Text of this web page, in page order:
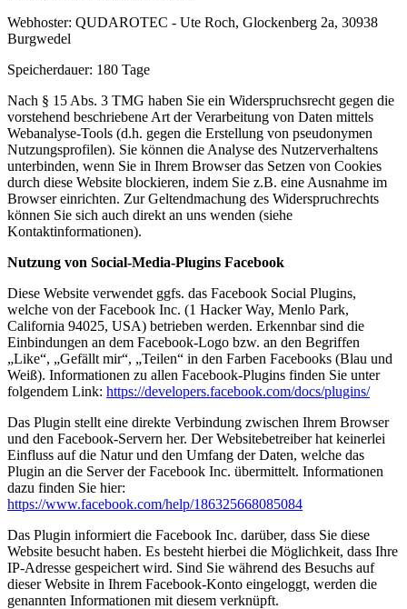
Webhoster: QUDAROTEC - Ute Roch, Glockenberg 2a, 30938
Burgwedel
Speicherdauer: 180 Tage
Nach § 15 Abs. 3 TMG haben Sie ein Widerspruchsrecht gegen die
vorstehend beschriebene Art der Verarbeitung von Daten mittels
Webanalyse-Tools (d.h. gegen die Erstellung von pseudonymen
Nutzungsprofilen). Sie können die Analyse des Nutzerverhaltens
unterbinden, wenn Sie in Ihrem Browser das Setzen von Cookies
durch diese Website blockieren, indem Sie z.B. eine Ausnahme im
Browser einrichten. Zur Geltendmachung des Widerspruchrechts
können Sie sich auch direkt an uns wenden (siehe
Kontaktinformationen).
Nutzung von Social-Media-Plugins Facebook
Diese Website verwendet ggfs. das Facebook Social Plugins,
welche von der Facebook Inc. (1 Hacker Way, Menlo Park,
California 94025, USA) betrieben werden. Erkennbar sind die
Einbindungen an dem Facebook-Logo bzw. an den Begriffen
„Like“, „Gefällt mir“, „Teilen“ in den Farben Facebooks (Blau und
Weiß). Informationen zu allen Facebook-Plugins finden Sie unter
folgendem Link: https://developers.facebook.com/docs/plugins/
Das Plugin stellt eine direkte Verbindung zwischen Ihrem Browser
und den Facebook-Servern her. Der Websitebetreiber hat keinerlei
Einfluss auf die Natur und den Umfang der Daten, welche das
Plugin an die Server der Facebook Inc. übermittelt. Informationen
dazu finden Sie hier:
https://www.facebook.com/help/186325668085084
Das Plugin informiert die Facebook Inc. darüber, dass Sie diese
Website besucht haben. Es besteht hierbei die Möglichkeit, dass Ihre
IP-Adresse gespeichert wird. Sind Sie während des Besuchs auf
dieser Website in Ihrem Facebook-Konto eingeloggt, werden die
genannten Informationen mit diesem verknüpft.